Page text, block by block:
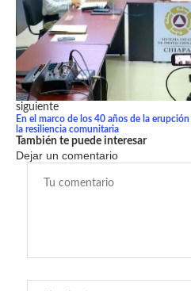
siguiente
En el marco de los 40 años de la
la resiliencia comunitaria
También te puede interesar
Dejar un comentario